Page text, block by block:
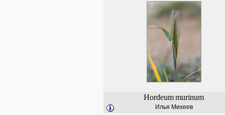
Hordeummurinum
Илья Михеев